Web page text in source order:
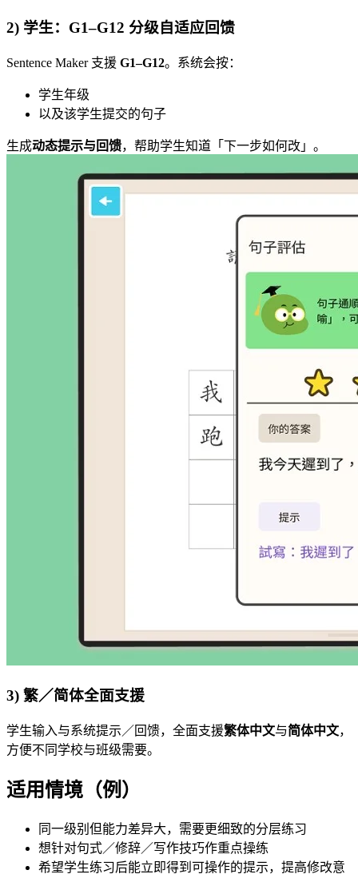
2) 学生：G1–G12 分级自适应回馈
Sentence Maker 支援 G1–G12。系统会按：
学生年级
以及该学生提交的句子
生成动态提示与回馈，帮助学生知道「下一步如何改」。
3) 繁／简体全面支援
学生输入与系统提示／回馈，全面支援繁体中文与简体中文，
方便不同学校与班级需要。
适用情境（例）
同一级别但能力差异大，需要更细致的分层练习
想针对句式／修辞／写作技巧作重点操练
希望学生练习后能立即得到可操作的提示，提高修改意